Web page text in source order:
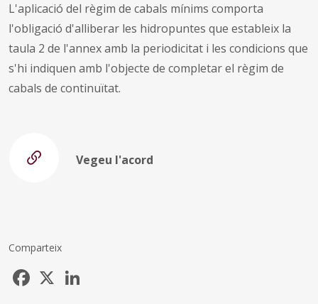
L'aplicació del règim de cabals mínims comporta
l'obligació d'alliberar les hidropuntes que estableix la
taula 2 de l'annex amb la periodicitat i les condicions que
s'hi indiquen amb l'objecte de completar el règim de
cabals de continuïtat.
Vegeu l'acord
Comparteix
Facebook